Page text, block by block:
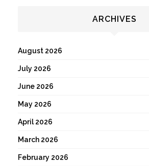
ARCHIVES
August 2026
July 2026
June 2026
May 2026
April 2026
March 2026
February 2026